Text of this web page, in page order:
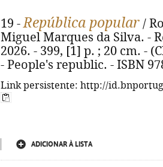
19 -República popular /
Miguel Marques da Silva. -
2026. - 399, [1] p. ; 20 cm. -
- People's republic. - ISBN
Link persistente: http://
ADICIONAR À LISTA